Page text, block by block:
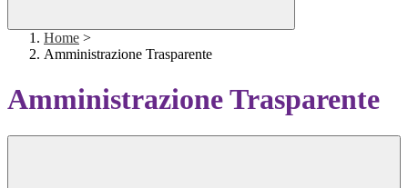
Home >
Amministrazione Trasparente
Amministrazione Trasparente